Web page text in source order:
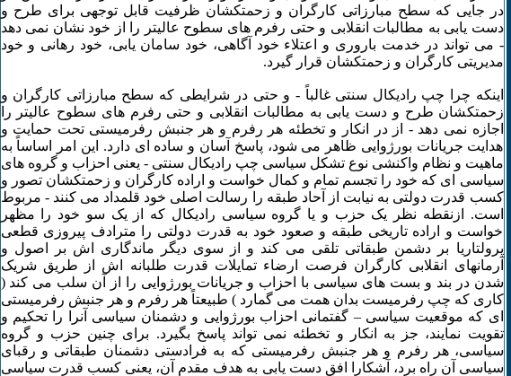
در جایی که سطح مبارزاتی کارگران و زحمتکشان ظرفیت قابل توجهی برای طرح و
دست یابی به مطالبات انقلابی و حتی رفرم های سطوح عالیتر را از خود نشان نمی دهد
- می تواند در خدمت باروری و اعتلاء خود آگاهی، خود سامان یابی، خود رهانی و خود
مدیریتی کارگران و زحمتکشان قرار گیرد.
اینکه چرا چپ رادیکال سنتی غالباً - و حتی در شرایطی که سطح مبارزاتی کارگران و
زحمتکشان طرح و دست یابی به مطالبات انقلابی و حتی رفرم های سطوح عالیتر را
اجازه نمی دهد - از در انکار و تخطئه هر رفرم و هر جنبش رفرمیستی تحت حمایت و
هدایت جریانات بورژوایی ظاهر می شود، پاسخ آسان و ساده ای دارد. این امر اساساً به
ماهیت و نظام واکنشی نوع تشکل سیاسی چپ رادیکال سنتی - یعنی احزاب و گروه های
سیاسی ای که خود را تجسم تمام و کمال خواست و اراده کارگران و زحمتکشان تصور و
کسب قدرت دولتی به نیابت از آحاد طبقه را رسالت اصلی خود قلمداد می کنند - مربوط
است. ازنقطه نظر یک حزب و یا گروه سیاسی رادیکال که از یک سو خود را مظهر
خواست و اراده تاریخی طبقه و صعود خود به قدرت دولتی را مترادف پیروزی قطعی
پرولتاریا بر دشمن طبقاتی تلقی می کند و از سوی دیگر ماندگاری اش بر اصول و
آرمانهای انقلابی کارگران فرصت ارضاء تمایلات قدرت طلبانه اش از طریق شریک
شدن در بند و بست های سیاسی با احزاب و جریانات بورژوایی را از آن سلب می کند (
کاری که چپ رفرمیست بدان همت می گمارد ) طبیعتاً هر رفرم و هر جنبش رفرمیستی
ای که موقعیت سیاسی – گفتمانی احزاب بورژوایی و دشمنان سیاسی آنرا را تحکیم و
تقویت نمایند، جز به انکار و تخطئه نمی تواند پاسخ بگیرد. برای چنین حزب و گروه
سیاسی، هر رفرم و هر جنبش رفرمیستی که به فرادستی دشمنان طبقاتی و رقبای
سیاسی آن راه برد، آشکارا افق دست یابی به هدف مقدم آن، یعنی کسب قدرت سیاسی